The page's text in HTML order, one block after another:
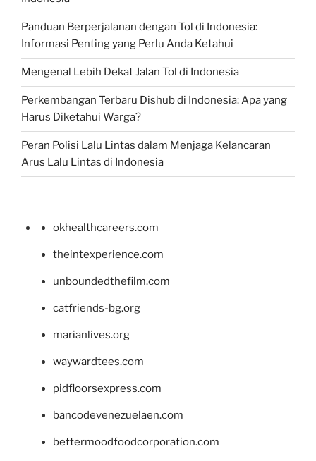
Panduan Berperjalanan dengan Tol di Indonesia:
Informasi Penting yang Perlu Anda Ketahui
Mengenal Lebih Dekat Jalan Tol di Indonesia
Perkembangan Terbaru Dishub di Indonesia: Apa yang
Harus Diketahui Warga?
Peran Polisi Lalu Lintas dalam Menjaga Kelancaran
Arus Lalu Lintas di Indonesia
okhealthcareers.com
theintexperience.com
unboundedthefilm.com
catfriends-bg.org
marianlives.org
waywardtees.com
pidfloorsexpress.com
bancodevenezuelaen.com
bettermoodfoodcorporation.com